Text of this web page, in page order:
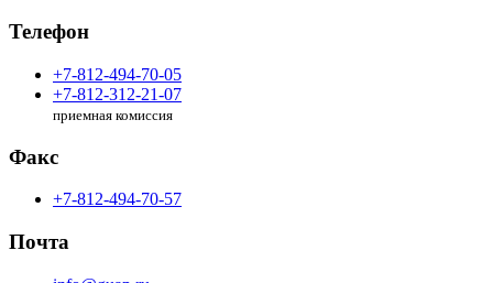
Телефон
+7-812-494-70-05
+7-812-312-21-07
приемная комиссия
Факс
+7-812-494-70-57
Почта